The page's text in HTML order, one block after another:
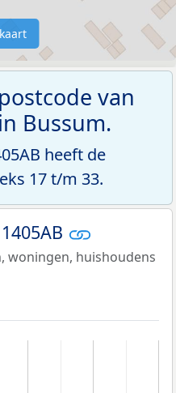
van
in Bussum.
heeft de
17 t/m 33.
woningen, huishoudens